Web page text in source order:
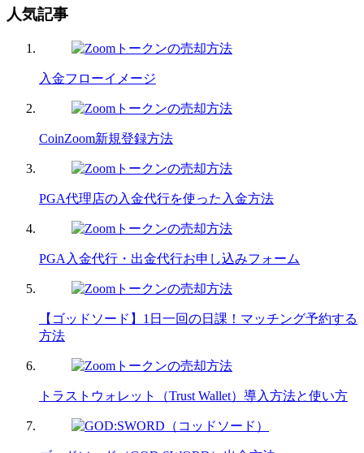
人気記事
入金フローイメージ
CoinZoom新規登録方法
PGA代理店の入金代行を使った入金方法
PGA入金代行・出金代行お申し込みフォーム
【ゴッドソード】1日一回の日課！マッチング予約する
方法
トラストウォレット（Trust Wallet）導入方法と使い方